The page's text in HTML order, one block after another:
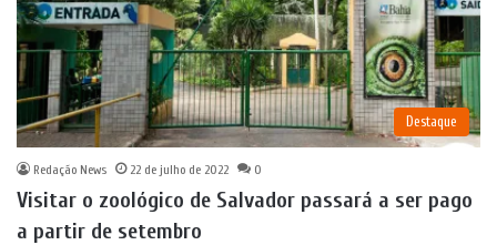
Destaque
Redação News 22 de julho de 2022 0
Visitar o zoológico de Salvador passará a ser pago
a partir de setembro